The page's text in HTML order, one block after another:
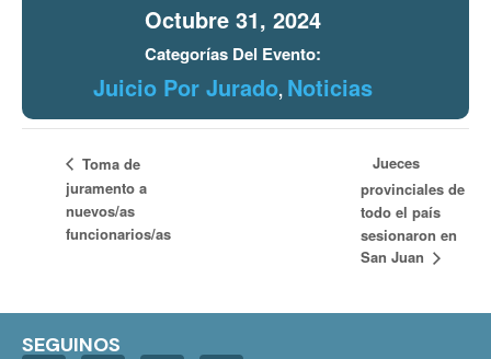
Octubre 31, 2024
Categorías Del Evento:
Juicio Por Jurado, Noticias
Toma de
juramento a
nuevos/as
funcionarios/as
Jueces
provinciales de
todo el país
sesionaron en
San Juan
SEGUINOS